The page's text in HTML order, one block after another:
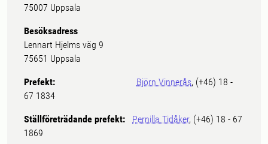
75007 Uppsala
Besöksadress
Lennart Hjelms väg 9
75651 Uppsala
Prefekt: Björn Vinnerås, (+46) 18 -
67 1834
Ställföreträdande prefekt: Pernilla Tidåker, (+46) 18 - 67
1869